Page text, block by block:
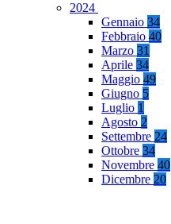
2024
Gennaio 34
Febbraio 40
Marzo 31
Aprile 34
Maggio 49
Giugno 5
Luglio 1
Agosto 2
Settembre 24
Ottobre 34
Novembre 40
Dicembre 20